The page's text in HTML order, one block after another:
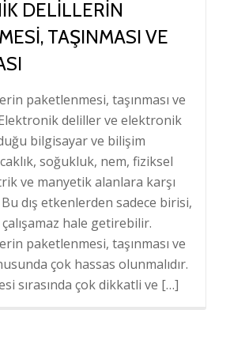
DELILLERIN
TAŞINMASI VE
paketlenmesi, taşınması ve
deliller ve elektronik
bilgisayar ve bilişim
soğukluk, nem, fiziksel
ve manyetik alanlara karşı
dış etkenlerden sadece birisi,
hale getirebilir.
paketlenmesi, taşınması ve
çok hassas olunmalıdır.
sırasında çok dikkatli ve […]